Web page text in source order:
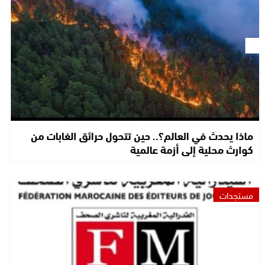
ماذا يحدث في العالم؟.. حين تتحول حرائق الغابات من
كوارث محلية إلى أزمة عالمية
مستجدات